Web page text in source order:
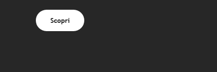
Scopri